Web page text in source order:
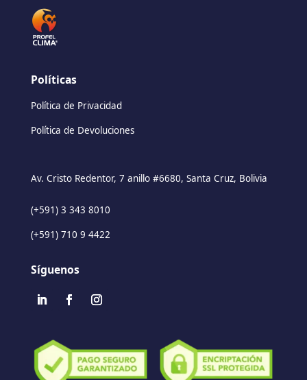
Políticas
Política de Privacidad
Política de Devoluciones
Av. Cristo Redentor, 7 anillo #6680, Santa Cruz, Bolivia
(+591) 3 343 8010
(+591) 710 9 4422
Síguenos